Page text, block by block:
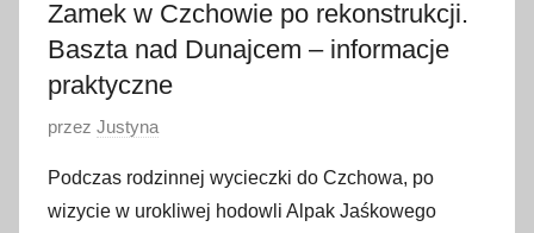
Zamek w Czchowie po rekonstrukcji.
Baszta nad Dunajcem – informacje
praktyczne
O
u
b
przez Justyna
Podczas rodzinnej wycieczki do Czchowa, po
wizycie w urokliwej hodowli Alpak Jaśkowego